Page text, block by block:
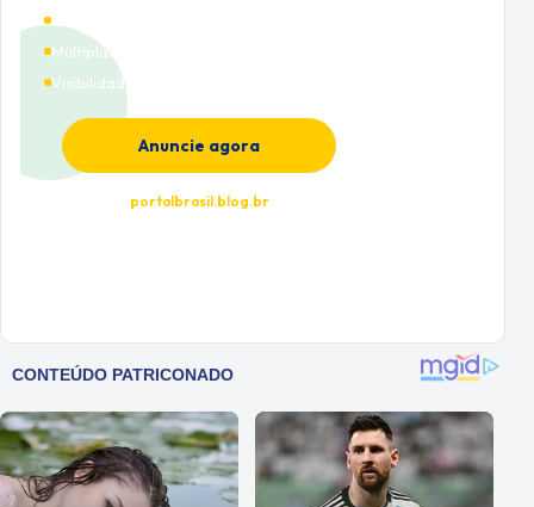
Múltiplas categorias
Visibilidade premium
Anuncie agora
portalbrasil.blog.br